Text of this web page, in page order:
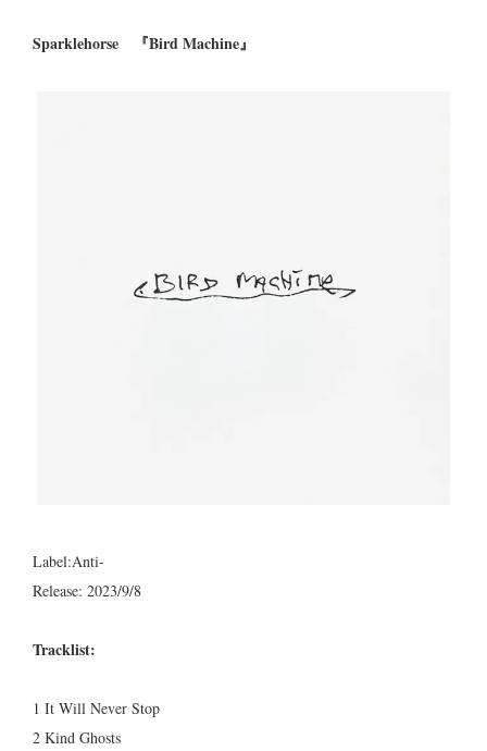
Sparklehorse 『Bird Machine』
Label:Anti-
Release: 2023/9/8
Tracklist:
1 It Will Never Stop
2 Kind Ghosts